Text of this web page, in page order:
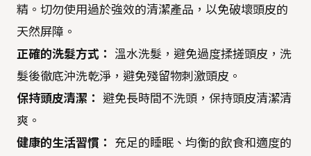
精。切勿使用過於強效的清潔產品，以免破壞頭皮的
天然屏障。
正確的洗髮方式：
溫水洗髮，避免過度揉搓頭皮，洗
髮後徹底沖洗乾淨，避免殘留物刺激頭皮。
保持頭皮清潔：
避免長時間不洗頭，保持頭皮清潔清
爽。
健康的生活習慣：
充足的睡眠、均衡的飲食和適度的